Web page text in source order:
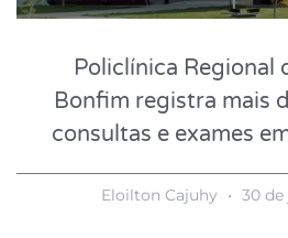
Policlínica Regional
Bonfim registra mais
consultas e exames
Eloilton Cajuhy 30